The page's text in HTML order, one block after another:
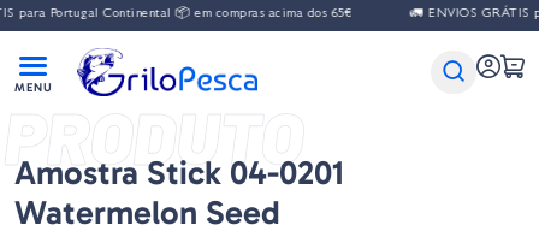
para Portugal Continental 📦 em compras acima dos 65€ 🚛 ENVIOS GRÁTIS
PRODUTO
Amostra Stick 04-0201
Watermelon Seed